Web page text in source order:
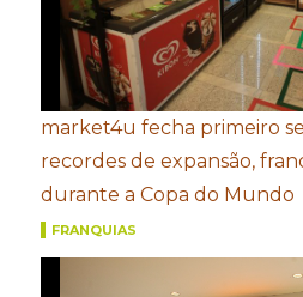
market4u fecha primeiro
recordes de expansão,
durante a Copa do Mundo
FRANQUIAS